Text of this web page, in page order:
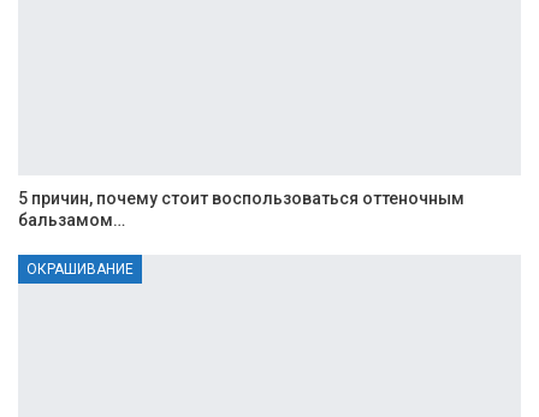
5 причин, почему стоит воспользоваться оттеночным
бальзамом…
ОКРАШИВАНИЕ